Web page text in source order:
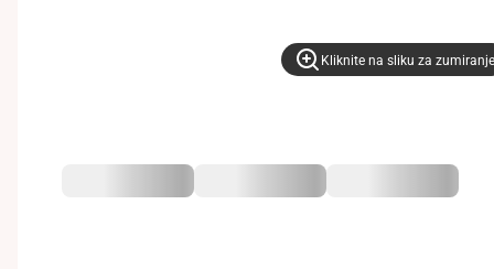
Kliknite na sliku za zumiranje